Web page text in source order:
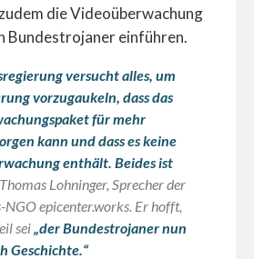
die Videoüberwachung
Bundestrojaner einführen.
versucht alles, um
vorzugaukeln, dass das
für mehr
kann und dass es keine
enthält. Beides ist
Thomas Lohninger, Sprecher der
epicenter.works. Er hofft,
sei „der Bundestrojaner nun
Geschichte.“